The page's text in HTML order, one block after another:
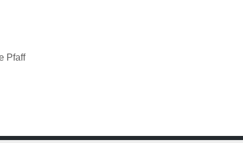
Pfaff